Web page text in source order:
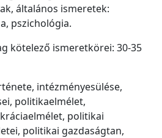
általános ismeretek:
pszichológia.
kötelező ismeretkörei: 30-35
intézményesülése,
politikaelmélet,
politikai
politikai gazdaságtan,